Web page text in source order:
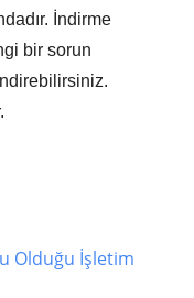
İndirme
bir sorun
Olduğu İşletim